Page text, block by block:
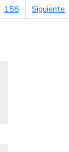
158 Siguiente